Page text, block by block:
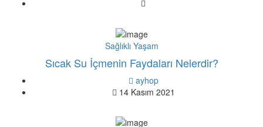
Sağlıklı Yaşam
Sıcak Su İçmenin Faydaları Nelerdir?
ayhop
14 Kasım 2021